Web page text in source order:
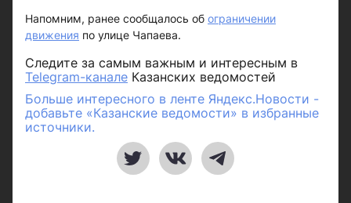
Напомним, ранее сообщалось об ограничении
движения по улице Чапаева.
Следите за самым важным и интересным в
Telegram-канале Казанских ведомостей
Больше интересного в ленте Яндекс.Новости -
добавьте «Казанские ведомости» в избранные
источники.